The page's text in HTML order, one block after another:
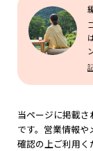
当ページに掲載
です。営業情報
確認の上ご利用く